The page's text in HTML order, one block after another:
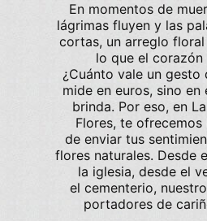
En momentos de
lágrimas fluyen y las
cortas, un arreglo floral
lo que el corazón
¿Cuánto valeun gesto
mide en euros, sino en
brinda. Por eso, en
Flores, te
de enviartus
flores naturales. Desde
la iglesia, desde el
el cementerio,
portadores de